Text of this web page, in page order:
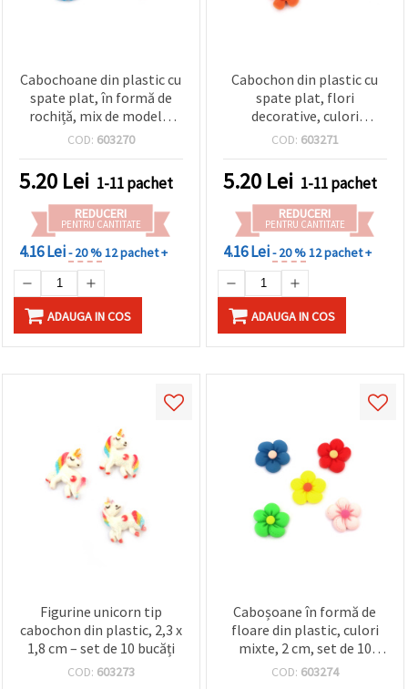
Cabochoane din plastic cu
spate plat, în formă de
rochiță, mix de modele,
1,6 cm, 10 buc., pentru
COD: 603270
5.20 Lei 1-11 pachet
REDUCERI
PENTRU CANTITATE
4.16 Lei- 20 %12 pachet +
ADAUGA IN COS
Cabochon din plastic cu
spate plat, flori
decorative, culori
asortate, 2 cm, set 10
COD: 603271
5.20 Lei 1-11 pachet
REDUCERI
PENTRU CANTITATE
4.16 Lei- 20 %12 pachet +
ADAUGA IN COS
Figurine unicorn tip
cabochon din plastic, 2,3 x
1,8 cm – set de 10 bucăți
COD: 603273
Caboșoane în formă de
floare din plastic, culori
mixte, 2 cm, set de 10
bucăți
COD: 603274